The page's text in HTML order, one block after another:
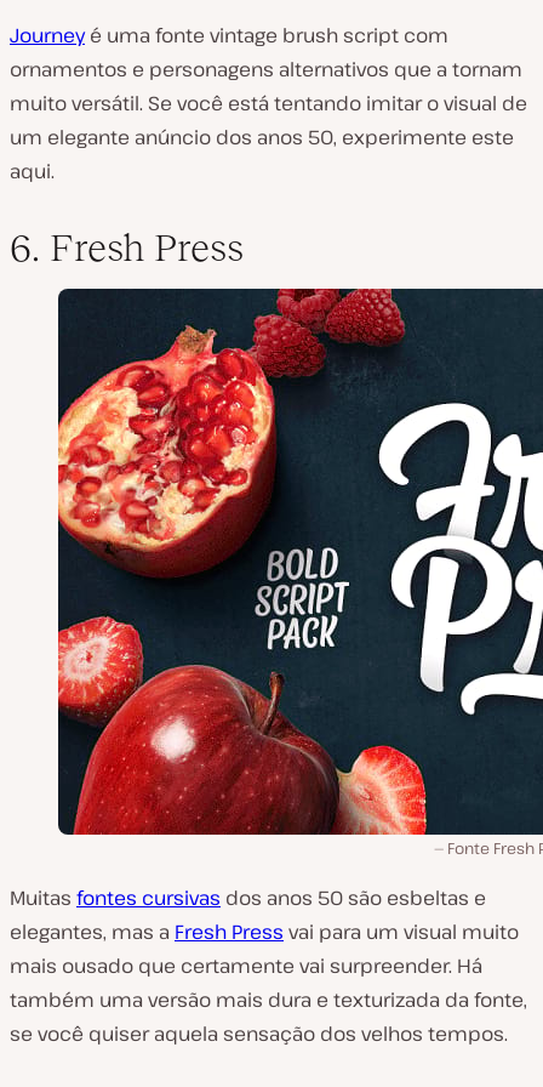
Journeyé uma fonte vintage brush script com
ornamentos e personagens alternativos que a tornam
muito versátil. Se você está tentando imitar o visual de
um elegante anúncio dos anos 50, experimente este
aqui.
6. Fresh Press
Fonte Fresh
Muitas fontes cursivas dos anos 50 são esbeltas e
elegantes, mas a Fresh Press vai para um visual muito
mais ousado que certamente vai surpreender. Há
também uma versão mais dura e texturizada da fonte,
se você quiser aquela sensação dos velhos tempos.